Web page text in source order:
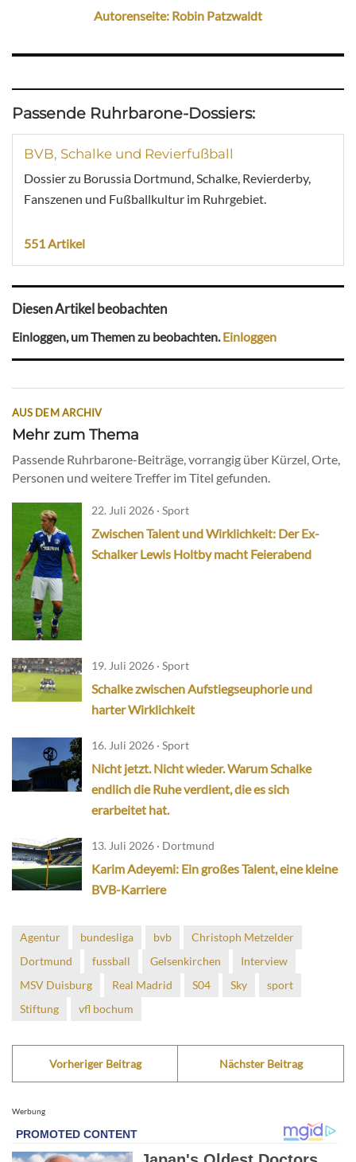
Autorenseite: Robin Patzwaldt
Passende Ruhrbarone-Dossiers:
BVB, Schalke und Revierfußball
Dossier zu Borussia Dortmund, Schalke, Revierderby,
Fanszenen und Fußballkultur im Ruhrgebiet.
551 Artikel
Diesen Artikel beobachten
Einloggen, um Themen zu beobachten.Einloggen
AUS DEM ARCHIV
Mehr zum Thema
Passende Ruhrbarone-Beiträge, vorrangig über Kürzel, Orte,
Personen und weitere Treffer im Titel gefunden.
22. Juli 2026 · Sport
Zwischen Talent und Wirklichkeit: Der Ex-
Schalker Lewis Holtby macht Feierabend
19. Juli 2026 · Sport
Schalke zwischen Aufstiegseuphorie und
harter Wirklichkeit
16. Juli 2026 · Sport
Nicht jetzt. Nicht wieder. Warum Schalke
endlich die Ruhe verdient, die es sich
erarbeitet hat.
13. Juli 2026 · Dortmund
Karim Adeyemi: Ein großes Talent, eine kleine
BVB-Karriere
Agentur bundesliga bvb
Christoph Metzelder
Dortmund
fussball Gelsenkirchen
Interview
MSV Duisburg
Real Madrid S04 Sky
sport
Stiftung
vfl bochum
Vorheriger Beitrag Nächster Beitrag
Werbung